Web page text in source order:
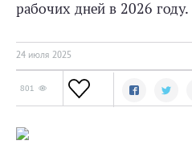
рабочих дней в 2026 году.
24 июля 2025
801